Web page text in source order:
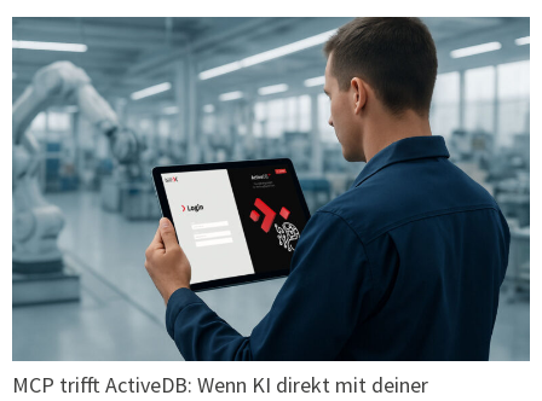
MCP trifft ActiveDB: Wenn KI direkt mit deiner